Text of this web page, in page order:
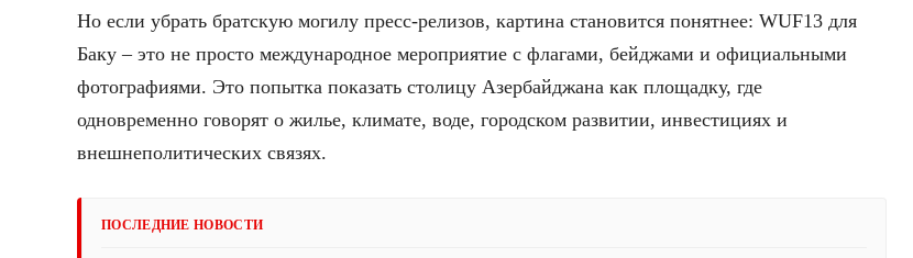
Но если убрать братскую могилу пресс-релизов, картина становится понятнее: WUF13 для
Баку – это не просто международное мероприятие с флагами, бейджами и официальными
фотографиями. Это попытка показать столицу Азербайджана как площадку, где
одновременно говорят о жилье, климате, воде, городском развитии, инвестициях и
внешнеполитических связях.
ПОСЛЕДНИЕ НОВОСТИ